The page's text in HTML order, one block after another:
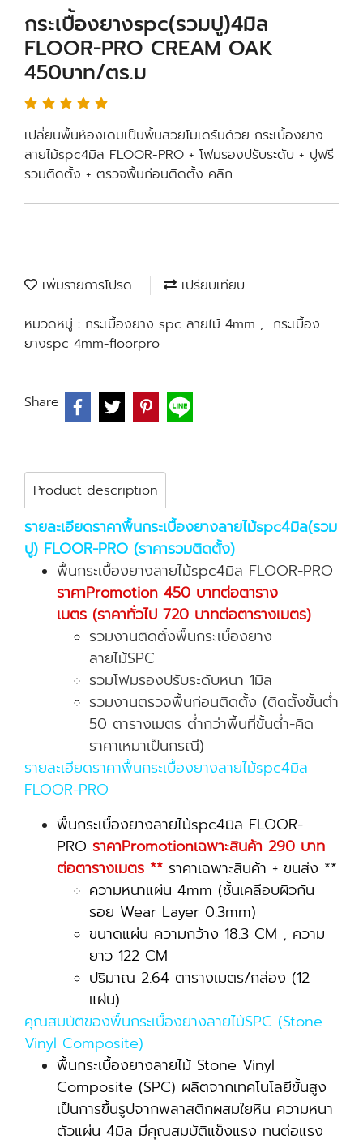
กระเบื้องยางspc(รวมปู)4มิล
FLOOR-PRO CREAM OAK
450บาท/ตร.ม
เปลี่ยนพื้นห้องเดิมเป็นพื้นสวยโมเดิร์นด้วย กระเบื้องยาง
ลายไม้spc4มิล FLOOR-PRO + โฟมรองปรับระดับ + ปูฟรี
รวมติดตั้ง + ตรวจพื้นก่อนติดตั้ง คลิก
เพิ่มรายการโปรด
เปรียบเทียบ
หมวดหมู่ : กระเบื้องยาง spc ลายไม้ 4mm , กระเบื้อง
ยางspc 4mm-floorpro
Share
Product description
รายละเอียดราคาพื้นกระเบื้องยางลายไม้spc4มิล(รวม
ปู) FLOOR-PRO (ราคารวมติดตั้ง)
พื้นกระเบื้องยางลายไม้spc4มิล FLOOR-PRO
ราคาPromotion 450 บาทต่อตาราง
เมตร (ราคาทั่วไป 720 บาทต่อตารางเมตร)
รวมงานติดตั้งพื้นกระเบื้องยาง
ลายไม้SPC
รวมโฟมรองปรับระดับหนา 1มิล
รวมงานตรวจพื้นก่อนติดตั้ง (ติดตั้งขั้นต่ำ
50 ตารางเมตร ต่ำกว่าพื้นที่ขั้นต่ำ-คิด
ราคาเหมาเป็นกรณี)
รายละเอียดราคาพื้นกระเบื้องยางลายไม้spc4มิล
FLOOR-PRO
พื้นกระเบื้องยางลายไม้spc4มิล FLOOR-
PRO ราคาPromotionเฉพาะสินค้า 290 บาท
ต่อตารางเมตร ** ราคาเฉพาะสินค้า + ขนส่ง **
ความหนาแผ่น 4mm (ชั้นเคลือบผิวกัน
รอย Wear Layer 0.3mm)
ขนาดแผ่น ความกว้าง 18.3 CM , ความ
ยาว 122 CM
ปริมาณ 2.64 ตารางเมตร/กล่อง (12
แผ่น)
คุณสมบัติของพื้นกระเบื้องยางลายไม้SPC (Stone
Vinyl Composite)
พื้นกระเบื้องยางลายไม้ Stone Vinyl
Composite (SPC) ผลิตจากเทคโนโลยีขั้นสูง
เป็นการขึ้นรูปจากพลาสติกผสมใยหิน ความหนา
ตัวแผ่น 4มิล มีคุณสมบัติแข็งแรง ทนต่อแรง